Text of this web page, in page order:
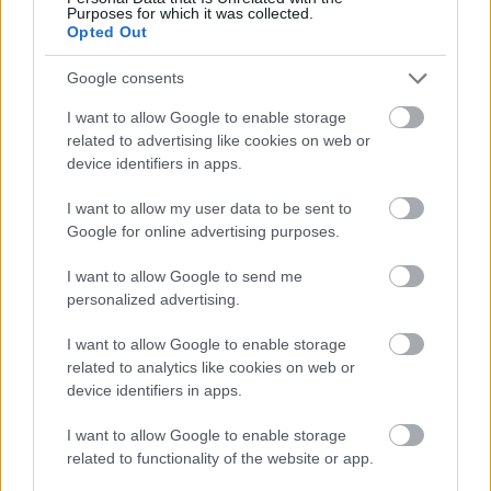
Purposes for which it was collected.
Opted Out
Google consents
I want to allow Google to enable storage
related to advertising like cookies on web or
device identifiers in apps.
I want to allow my user data to be sent to
Google for online advertising purposes.
I want to allow Google to send me
personalized advertising.
I want to allow Google to enable storage
related to analytics like cookies on web or
device identifiers in apps.
I want to allow Google to enable storage
related to functionality of the website or app.
φουρτουνιασμένη θάλασσα και έσωσε τρία
Πέθανε η δημοσιογράφος Χριστίνα Πιτουρά
Ταλίν τον χειμώνα: Πλήρης οδηγός για την
παραμυθένια πρωτεύουσα της Εσθονίας –
στη θάλασσα
το ήξεραν όλοι: Η απίστευτη ιστορία πίσω από
τον «Λογαριασμό» της Λιόλιου
Aναστολή τακτικών ραντεβού του
αγγειοχειρουργού στο Νοσοκομείο Χανίων γιατί
του έκλεψαν το μηχανάκι!
ΟΠΕΚΑ: Μπαίνουν σήμερα έως 1.000 ευρώ
στους λογαριασμούς – Ποιοι πληρώνονται